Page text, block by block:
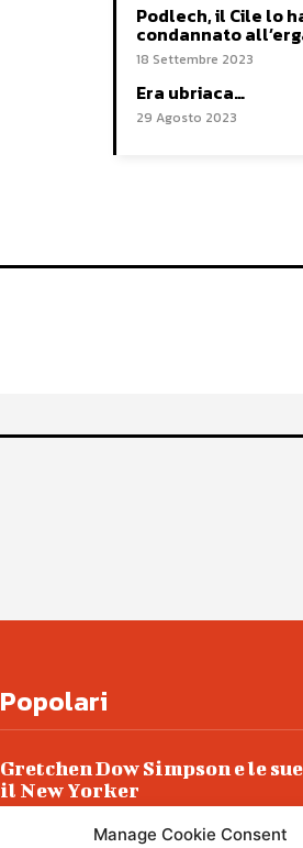
Manage Cookie Consent
Podlech, il Cile lo
condannato
18 Settembre 2023
Era ubriaca…
29 Agosto 2023
Popolari
Gretchen Dow Simpson e le
il New Yorker
Ancora dossieraggi e